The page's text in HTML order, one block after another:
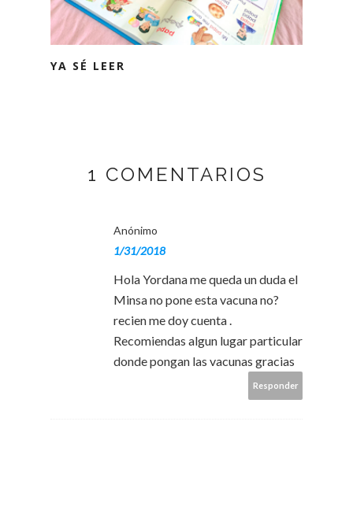
YA SÉ LEER
1 COMENTARIOS
Anónimo
1/31/2018
Hola Yordana me queda un duda el
Minsa no pone esta vacuna no?
recien me doy cuenta .
Recomiendas algun lugar particular
donde pongan las vacunas gracias
Responder